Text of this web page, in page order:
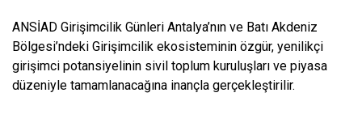
ANSİAD Girişimcilik Günleri Antalya’nın ve Batı Akdeniz
Bölgesi’ndeki Girişimcilik ekosisteminin özgür, yenilikçi
girişimci potansiyelinin sivil toplum kuruluşları ve piyasa
düzeniyle tamamlanacağına inançla gerçekleştirilir.